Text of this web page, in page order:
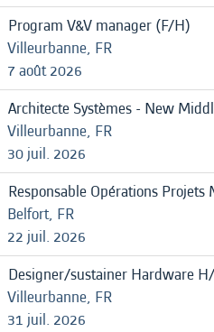
Program V&V manager (F/H)
Villeurbanne, FR
7 août 2026
Architecte Systèmes - New
Villeurbanne, FR
30 juil. 2026
Responsable Opérations
Belfort, FR
22 juil. 2026
Designer/sustainer Hardware
Villeurbanne, FR
31 juil. 2026